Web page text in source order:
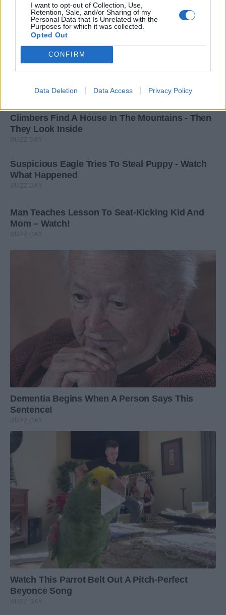
I want to opt-out of Collection, Use,
Retention, Sale, and/or Sharing of my
Personal Data that Is Unrelated with the
Purposes for which it was collected.
Opted Out
CONFIRM
Data Deletion Data Access Privacy Policy